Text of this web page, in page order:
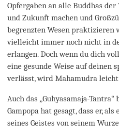
Opfergaben an alle Buddhas der
und Zukunft machen und
begrenzten Wesen praktizieren
vielleicht immer noch nicht in
erlangen. Doch wenn du dich
eine gesunde Weise auf deinen
verlässt, wird Mahamudra leicht
Auch das „Guhyasamaja-
Gampopa hat gesagt, dass er,
seines Geistes von seinem